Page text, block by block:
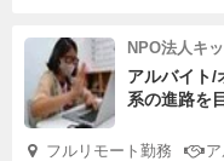
NPO法人キ
アルバイト/
系の進路を
フルリモート勤務